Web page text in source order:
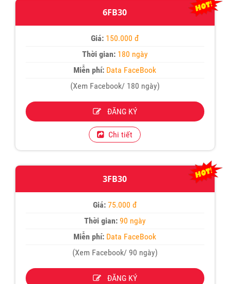
6FB30
Giá: 150.000 đ
Thời gian: 180 ngày
Miễn phí: Data FaceBook
(Xem Facebook/ 180 ngày)
ĐĂNG KÝ
Chi tiết
3FB30
Giá:75.000 đ
Thời gian: 90 ngày
Miễn phí: Data FaceBook
(Xem Facebook/ 90 ngày)
ĐĂNG KÝ